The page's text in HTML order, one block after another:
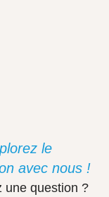
le
avec nous !
une question ?